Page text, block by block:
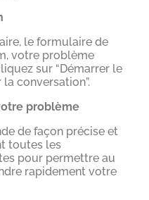
le formulaire de
votre problème
sur “Démarrer le
conversation”.
problème
de façon précise et
toutes les
pour permettre au
rapidement votre